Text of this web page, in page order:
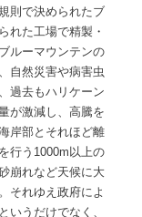
則で決められたブ
れた工場で精製・
ルーマウンテンの
自然災害や病害虫
過去もハリケーン
が激減し、高騰を
岸部とそれほど離
行う1000m以上の
崩れなど天候に大
それゆえ政府によ
いうだけでなく、